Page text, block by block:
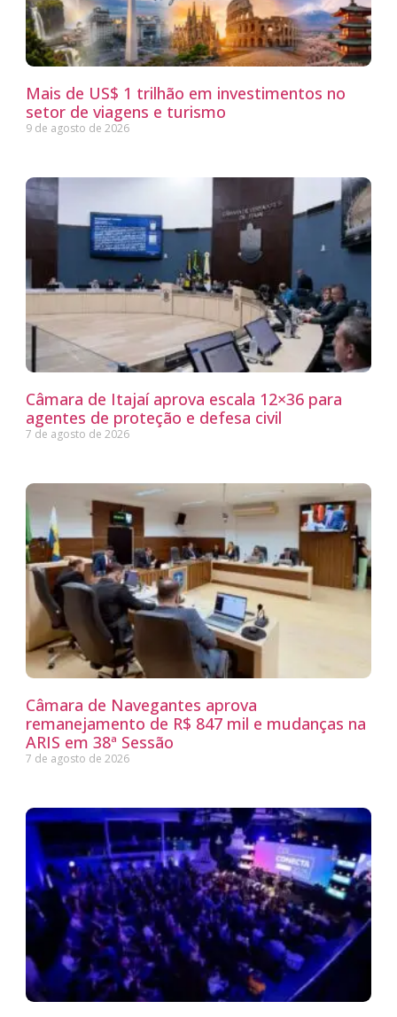
Mais de US$ 1 trilhão em investimentos no
setor de viagens e turismo
9 de agosto de 2026
Câmara de Itajaí aprova escala 12×36 para
agentes de proteção e defesa civil
7 de agosto de 2026
Câmara de Navegantes aprova
remanejamento de R$ 847 mil e mudanças na
ARIS em 38ª Sessão
7 de agosto de 2026